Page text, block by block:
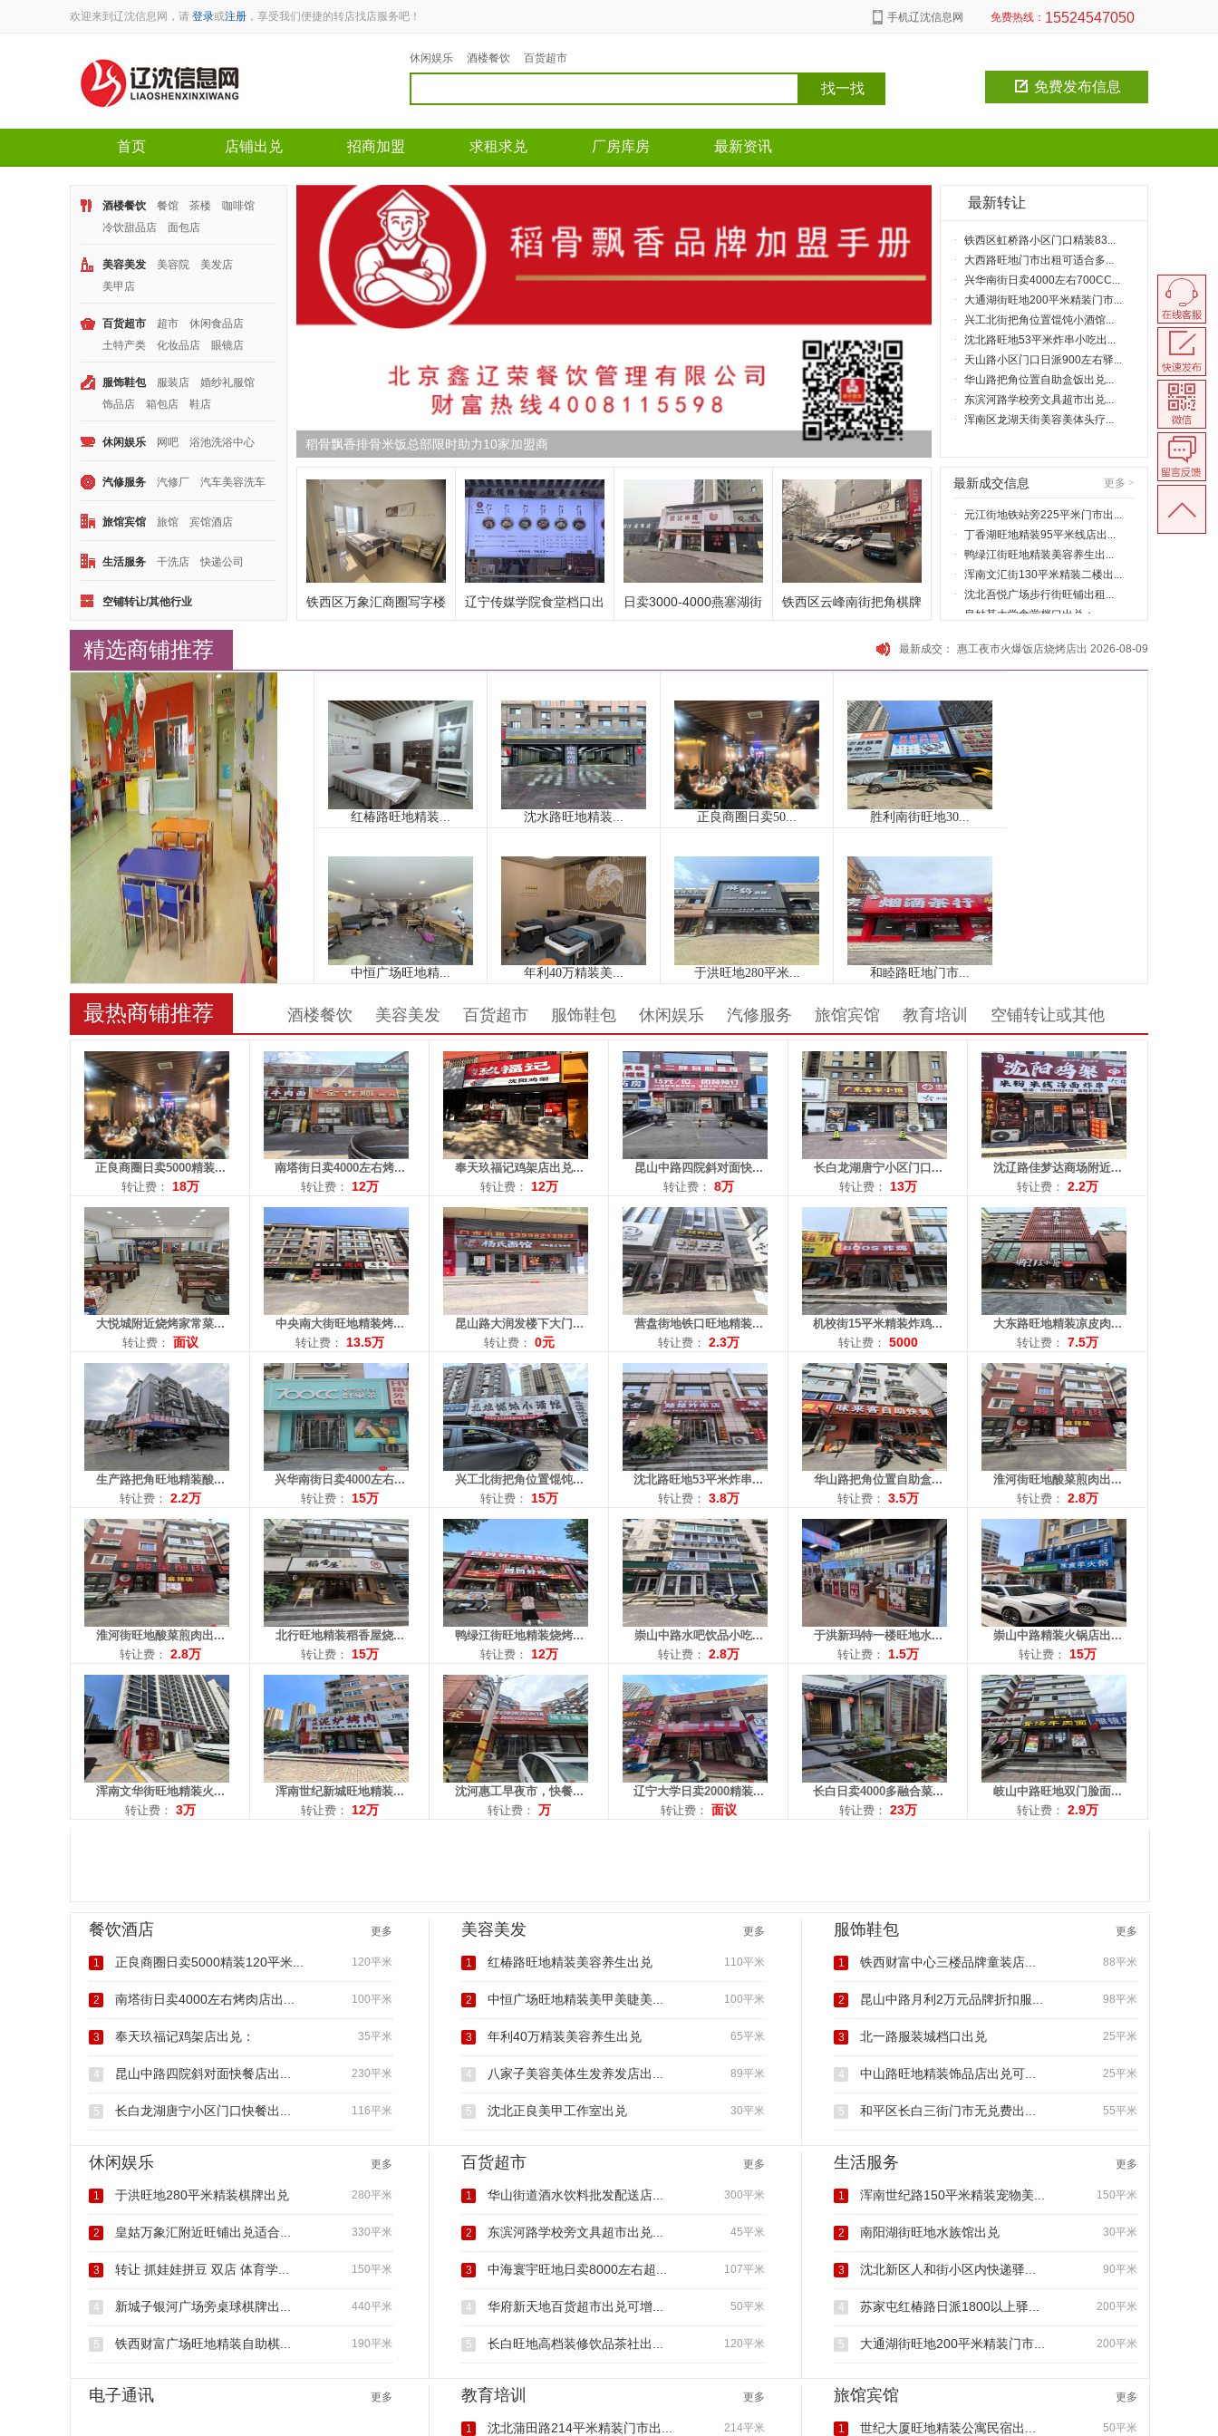
手机辽沈信息网 免费热线： 15524547050
欢迎来到辽沈信息网，请 登录或注册 ，享受我们便捷的转店找店服务吧！
免费发布信息
休闲娱乐 酒楼餐饮 百货超市
首页 店铺出兑 招商加盟 求租求兑 厂房库房 最新资讯
酒楼餐饮 餐馆 茶楼
咖啡馆
冷饮甜品店
面包店
美容美发 美容院
美发店
美甲店
百货超市 超市
休闲食品店
土特产类
化妆品店 眼镜店
服饰鞋包 服装店
婚纱礼服馆
饰品店
箱包店 鞋店
休闲娱乐 网吧
浴池洗浴中心
汽修服务
汽修厂
汽车美容洗车
旅馆宾馆
旅馆
宾馆酒店
生活服务
干洗店
快递公司
空铺转让/其他行业
稻骨飘香排骨米饭总部限时助力10家加盟商
铁西区万象汇商圈写字楼
区域： 兴华
面积：60平米
电话：13940035166
辽宁传媒学院食堂档口出
面积：35平米
电话：13840437751
日卖3000-4000燕塞湖街
面积：300平米
电话：17640249838
铁西区云峰南街把角棋牌
面积：230平米
转让费：12万
电话：15169119313
最新转让
· 铁西区虹桥路小区门口精装83...
· 大西路旺地门市出租可适合多...
· 兴华南街日卖4000左右700CC...
· 大通湖街旺地200平米精装门市...
· 兴工北街把角位置馄饨小酒馆...
· 沈北路旺地53平米炸串小吃出...
· 天山路小区门口日派900左右驿...
· 华山路把角位置自助盒饭出兑...
· 东滨河路学校旁文具超市出兑...
· 浑南区龙湖天街美容美体头疗...
更多 >
最新成交信息
· 元江街地铁站旁225平米门市出...
· 丁香湖旺地精装95平米线店出...
· 鸭绿江街旺地精装美容养生出...
· 浑南文汇街130平米精装二楼出...
· 沈北吾悦广场步行街旺铺出租...
皇姑某大学食堂档口出兑：
· 南九中路旺地150门市出租可适...
· 中街大北街旺地200平米纯一层...
· 浑南白塔旺地小区门口日卖20...
· 保利花园旺地门市出租可适合...
· 怒江北街精装足疗养生spa出兑
· 铁西盛京医院对面吉祥馄饨出...
· 首开如院160平米一层大门脸门...
最新成交： 2026-08-09
惠工夜市火爆饭店烧烤店出
市出...
金山路旺地幼儿园出兑保赚
十三纬路旺地足疗店出兑
东软电脑城快餐档口出兑保
赚
精选商铺推荐
最热商铺推荐 酒楼餐饮 美容美发 百货超市 服饰鞋包 休闲娱乐 汽修服务 旅馆宾馆 教育培训 空铺转让或其他
正良商圈日卖5000精装...
转让费：
18万
区域： 道义
面积：120平米
转让费：18万
电话：13149821779
南塔街日卖4000左右烤...
转让费：
12万
区域： 南塔
面积：100平米
转让费：12万
电话：15840553765
奉天玖福记鸡架店出兑...
转让费：
12万
区域： 北行
面积：35平米
转让费：12万
电话：13889840328
昆山中路四院斜对面快...
转让费： 8万
区域： 昆山路
面积：230平米
转让费：8万
电话：15734052868
长白龙湖唐宁小区门口...
转让费：
13万
区域： 长白
面积：116平米
转让费：13万
电话：18900972077
沈辽路佳梦达商场附近...
转让费： 2.2万
区域： 沈辽路
面积：62平米
转让费：2.2万
电话：15904092428
大悦城附近烧烤家常菜...
转让费： 面议
区域： 津桥
面积：120平米
转让费：面议
电话：13470366684
中央南大街旺地精装烤...
转让费：
13.5万
区域： 沈辽路
面积：90平米
转让费：13.5万
电话：13998352266
昆山路大润发楼下大门...
转让费： 0元
区域： 昆山路
面积：289平米
转让费：0元
电话：13998213927
营盘街地铁口旺地精装...
转让费： 2.3万
区域： 奥体中心
面积：90平米
转让费：2.3万
电话：15129404266
机校街15平米精装炸鸡...
转让费： 5000
区域： 上园
面积：15平米
转让费：5000
电话：13591409339
大东路旺地精装凉皮肉...
转让费： 7.5万
区域： 万泉
面积：62平米
转让费：7.5万
电话：13002423371
生产路把角旺地精装酸...
转让费： 2.2万
区域： 望花
面积：30平米
转让费：2.2万
电话：15142023506
兴华南街日卖4000左右...
转让费：
15万
区域： 兴华
面积：30平米
转让费：15万
电话：18004027885
兴工北街把角位置馄饨...
转让费：
15万
区域： 兴华
面积：150平米
转让费：15万
电话：18006663334
沈北路旺地53平米炸串...
转让费： 3.8万
区域： 道义
面积：53平米
转让费：3.8万
电话：18609839176
华山路把角位置自助盒...
转让费： 3.5万
区域： 华山
面积：80平米
转让费：3.5万
电话：18842532812
淮河街旺地酸菜煎肉出...
转让费： 2.8万
区域： 长江街
面积：86平米
转让费：2.8万
电话：13019351015
淮河街旺地酸菜煎肉出...
转让费： 2.8万
区域： 长江街
面积：86平米
转让费：2.8万
电话：13019351015
北行旺地精装稻香屋烧...
转让费：
15万
区域： 北行
面积：60平米
转让费：15万
电话：13940166640
鸭绿江街旺地精装烧烤...
转让费：
12万
区域： 长客
面积：220平米
转让费：12万
电话：15998102288
崇山中路水吧饮品小吃...
转让费： 2.8万
区域： 崇山
面积：45平米
转让费：2.8万
电话：13940179867
于洪新玛特一楼旺地水...
转让费：
1.5万
区域： 兴华
面积：20平米
转让费：1.5万
电话：13286146000
崇山中路精装火锅店出...
转让费：
15万
区域： 崇山
面积：260平米
转让费：15万
电话：15640361120
浑南文华街旺地精装火...
转让费： 3万
区域： 浑南中路
面积：130平米
转让费：3万
电话：18202407989
浑南世纪新城旺地精装...
转让费：
12万
区域： 世纪新城
面积：100平米
转让费：12万
电话：17609880719
沈河惠工早夜市，快餐...
转让费： 万
区域： 惠工
面积：35平米
转让费：万
电话：13322496256
辽宁大学日卖2000精装...
转让费： 面议
区域： 道义
面积：160平米
转让费：面议
电话：13079235385
长白日卖4000多融合菜...
转让费： 23万
区域： 长白
面积：100平米
转让费：23万
电话：13080769813
岐山中路旺地双门脸面...
转让费： 2.9万
面积：80平米
转让费：2.9万
电话：18540162627
餐饮酒店 更多
120平米
1 正良商圈日卖5000精装120平米...
100平米
2 南塔街日卖4000左右烤肉店出...
35平米
3 奉天玖福记鸡架店出兑：
230平米
4 昆山中路四院斜对面快餐店出...
116平米
5 长白龙湖唐宁小区门口快餐出...
美容美发 更多
110平米
1 红椿路旺地精装美容养生出兑
100平米
2 中恒广场旺地精装美甲美睫美...
65平米
3 年利40万精装美容养生出兑
89平米
4 八家子美容美体生发养发店出...
30平米
5 沈北正良美甲工作室出兑
服饰鞋包 更多
88平米
1 铁西财富中心三楼品牌童装店...
98平米
2 昆山中路月利2万元品牌折扣服...
25平米
3 北一路服装城档口出兑
25平米
4 中山路旺地精装饰品店出兑可...
55平米
5 和平区长白三街门市无兑费出...
休闲娱乐 更多
280平米
1 于洪旺地280平米精装棋牌出兑
330平米
2 皇姑万象汇附近旺铺出兑适合...
150平米
3 转让 抓娃娃拼豆 双店 体育学...
440平米
4 新城子银河广场旁桌球棋牌出...
190平米
5 铁西财富广场旺地精装自助棋...
百货超市 更多
300平米
1 华山街道酒水饮料批发配送店...
45平米
2 东滨河路学校旁文具超市出兑...
107平米
3 中海寰宇旺地日卖8000左右超...
50平米
4 华府新天地百货超市出兑可增...
120平米
5 长白旺地高档装修饮品茶社出...
生活服务 更多
150平米
1 浑南世纪路150平米精装宠物美...
30平米
2 南阳湖街旺地水族馆出兑
90平米
3 沈北新区人和街小区内快递驿...
200平米
4 苏家屯红椿路日派1800以上驿...
200平米
5 大通湖街旺地200平米精装门市...
电子通讯 更多 教育培训 更多
214平米
1 沈北蒲田路214平米精装门市出...
旅馆宾馆 更多
50平米
1 世纪大厦旺地精装公寓民宿出...